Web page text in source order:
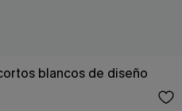
blancos de diseño